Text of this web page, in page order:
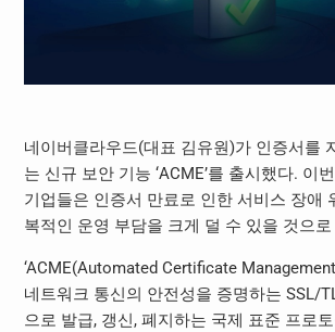
네이버클라우드(대표 김유원)가 인증서를
는 신규 보안 기능 ‘ACME’를 출시했다. 이
기업들은 인증서 만료로 인한 서비스 장애
복적인 운영 부담을 크게 덜 수 있을 것으
‘ACME(Automated Certificate
네트워크 통신의 안전성을 증명하는 SSL/
으로 발급, 갱신, 폐지하는 국제 표준 프로